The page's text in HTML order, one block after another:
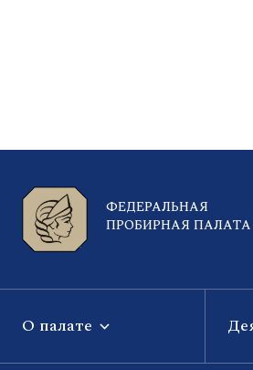
ФЕДЕРАЛЬНАЯ
ПРОБИРНАЯ ПАЛАТА
О палате